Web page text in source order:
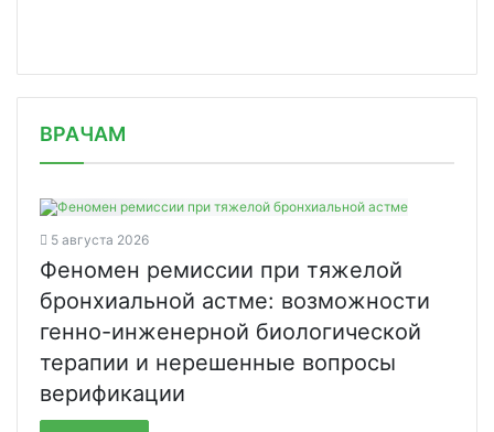
ВРАЧАМ
5 августа 2026
Феномен ремиссии при тяжелой
бронхиальной астме: возможности
генно-инженерной биологической
терапии и нерешенные вопросы
верификации